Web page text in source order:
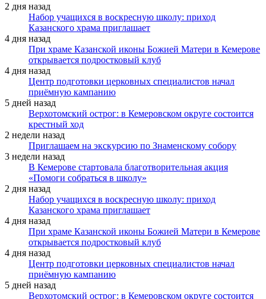
2 дня назад
Набор учащихся в воскресную школу: приход
Казанского храма приглашает
4 дня назад
При храме Казанской иконы Божией Матери в Кемерове
открывается подростковый клуб
4 дня назад
Центр подготовки церковных специалистов начал
приёмную кампанию
5 дней назад
Верхотомский острог: в Кемеровском округе состоится
крестный ход
2 недели назад
Приглашаем на экскурсию по Знаменскому собору
3 недели назад
В Кемерове стартовала благотворительная акция
«Помоги собраться в школу»
2 дня назад
Набор учащихся в воскресную школу: приход
Казанского храма приглашает
4 дня назад
При храме Казанской иконы Божией Матери в Кемерове
открывается подростковый клуб
4 дня назад
Центр подготовки церковных специалистов начал
приёмную кампанию
5 дней назад
Верхотомский острог: в Кемеровском округе состоится